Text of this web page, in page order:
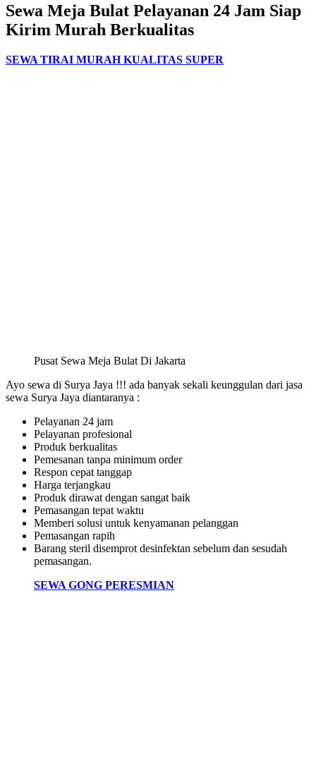
Sewa Meja Bulat Pelayanan 24 Jam Siap
Kirim Murah Berkualitas
SEWA TIRAI MURAH KUALITAS SUPER
Pusat Sewa Meja Bulat Di Jakarta
Ayo sewa di Surya Jaya !!! ada banyak sekali keunggulan dari jasa
sewa Surya Jaya diantaranya :
Pelayanan 24 jam
Pelayanan profesional
Produk berkualitas
Pemesanan tanpa minimum order
Respon cepat tanggap
Harga terjangkau
Produk dirawat dengan sangat baik
Pemasangan tepat waktu
Memberi solusi untuk kenyamanan pelanggan
Pemasangan rapih
Barang steril disemprot desinfektan sebelum dan sesudah
pemasangan.
SEWA GONG PERESMIAN